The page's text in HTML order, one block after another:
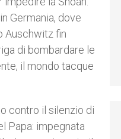
Germania, dove
Auschwitz fin
di bombardare le
il mondo tacque
contro il silenzio di
Papa: impegnata